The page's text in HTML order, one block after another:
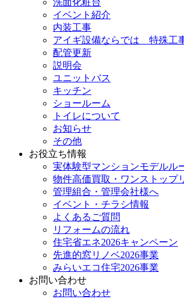
洗面化粧台
イベント紹介
内装工事
アイギ設備ならでは 特殊工
配管更新
説明会
ユニットバス
キッチン
ショールーム
トイレについて
お知らせ
その他
お役立ち情報
実体験型マンションモデルル
物件高価買取・ワンストップ
管理組合・管理会社様へ
イベント・チラシ情報
よくあるご質問
リフォームの流れ
住宅省エネ2026キャンペーン
先進的窓リノベ2026事業
みらいエコ住宅2026事業
お問い合わせ
お問い合わせ